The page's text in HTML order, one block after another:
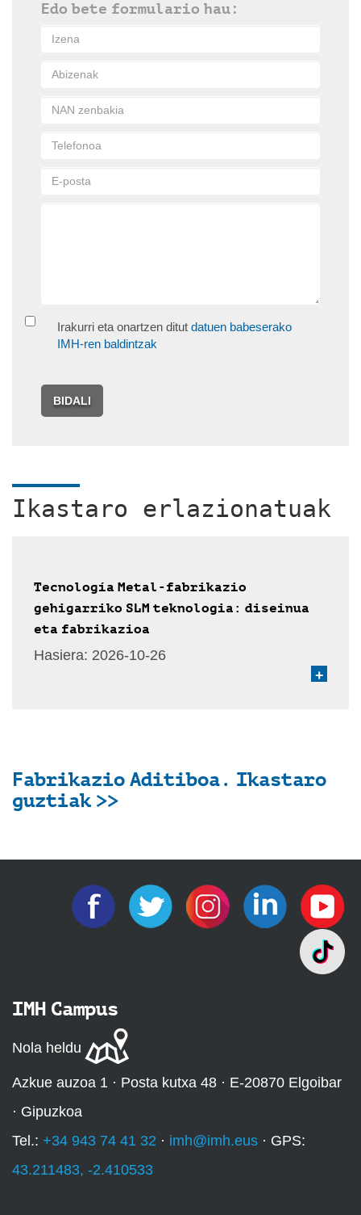
Edo bete formulario hau:
Irakurri eta onartzen ditut datuen babeserako
IMH-ren baldintzak
BIDALI
Ikastaro erlazionatuak
Tecnología Metal-fabrikazio
gehigarriko SLM teknologia: diseinua
eta fabrikazioa
Hasiera: 2026-10-26
+
Fabrikazio Aditiboa. Ikastaro
guztiak >>
IMH Campus
Nola heldu
Azkue auzoa 1 · Posta kutxa 48 · E-20870 Elgoibar
· Gipuzkoa
Tel.: +34 943 74 41 32 · imh@imh.eus · GPS:
43.211483, -2.410533